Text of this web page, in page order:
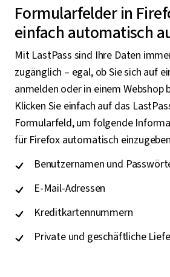
Formularfelder in
einfach automatisch
Mit LastPass sind Ihre Daten
zugänglich – egal, ob Sie sich auf
anmelden oder in einem Webshop
Klicken Sie einfach auf das
Formularfeld, um folgende
für Firefox automatisch
Benutzernamen und
E-Mail-Adressen
Kreditkartennummern
Private und geschäftliche